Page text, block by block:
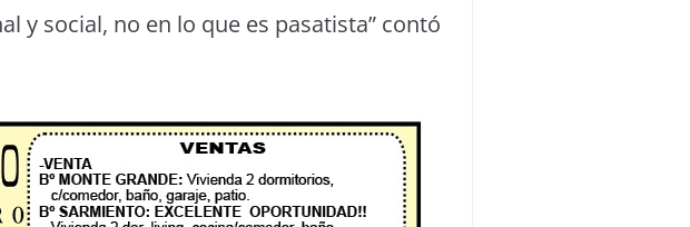
y social, no en lo que es pasatista” contó